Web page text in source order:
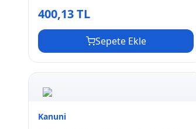
400,13 TL
Sepete Ekle
Kanuni